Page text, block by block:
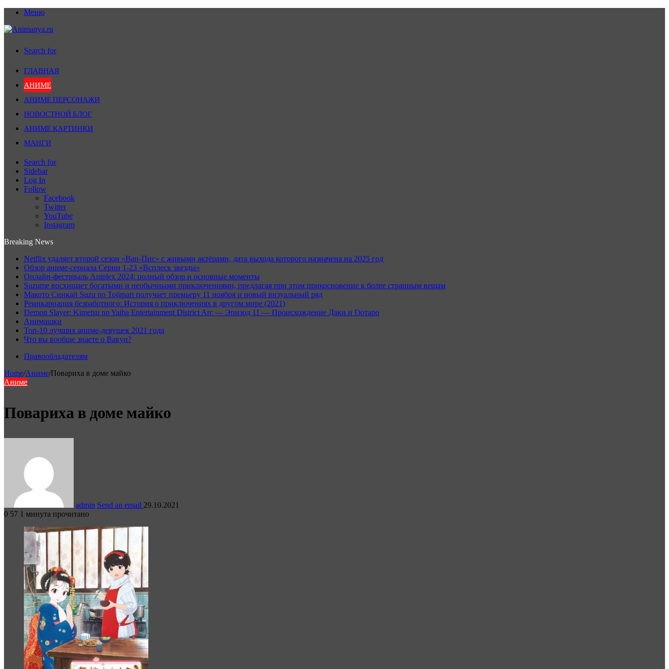
Меню
Search for
ГЛАВНАЯ
АНИМЕ
АНИМЕ ПЕРСОНАЖИ
НОВОСТНОЙ БЛОГ
АНИМЕ КАРТИНКИ
МАНГИ
Search for
Sidebar
Log In
Follow
Facebook
Twitter
YouTube
Instagram
Breaking News
Netflix удаляет второй сезон «Ван-Пис» с живыми актёрами, дата выхода которого назначена на 2025 год
Обзор аниме-сериала Серии 1-23 «Всплеск звезды»
Онлайн-фестиваль Aniplex 2024: полный обзор и основные моменты
Suzume восхищает богатыми и необычными приключениями, предлагая при этом прикосновение к более странным вещам
Макото Синкай Suzu no Tojimari получает премьеру 11 ноября и новый визуальный ряд
Реинкарнация безработного: История о приключениях в другом мире (2021)
Demon Slayer: Kimetsu no Yaiba Entertainment District Arc — Эпизод 11 — Происхождение Даки и Гютаро
Анимашки
Топ-10 лучших аниме-девушек 2021 года
Что вы вообще знаете о Вакуи?
Правообладателям
Home/Аниме/Повариха в доме майко
Аниме
Повариха в доме майко
admin Send an email 29.10.2021
0 57 1 минута прочитано